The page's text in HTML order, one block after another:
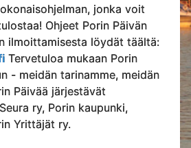
jonka voit
Ohjeet Porin Päivän
ilmoittamisesta löydät täältä:
Tervetuloa mukaan Porin
- meidän tarinamme, meidän
Päivää järjestävät
ry, Porin kaupunki,
Yrittäjät ry.